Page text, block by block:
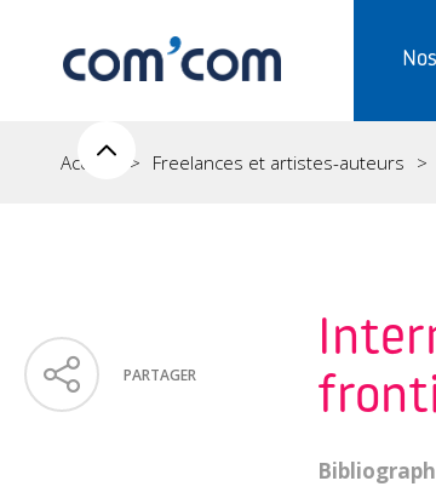
Accueil Freelances et artistes-auteurs
PARTAGER